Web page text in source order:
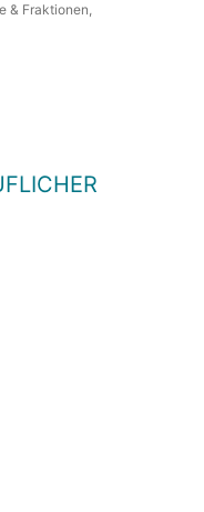
& Fraktionen,